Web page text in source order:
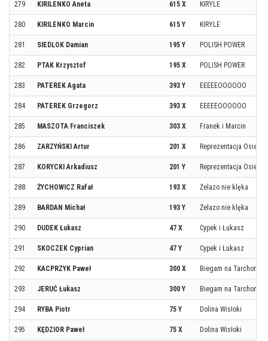
279 KIRILENKO Aneta 615 X KIRYLE
280 KIRILENKO Marcin 615 Y KIRYLE
281 SIEDLOK Damian 195 Y POLISH POWER
282 PTAK Krzysztof 195 X POLISH POWER
283 PATEREK Agata 393 Y EEEEEOOOOOO
284 PATEREK Grzegorz 393 X EEEEEOOOOOO
285 MASZOTA Franciszek 303 X Franek i Marcin
286 ZARZYŃSKI Artur 201 X Reprezentacja
287 KORYCKI Arkadiusz 201 Y Reprezentacja
288 ŻYCHOWICZ Rafał 193 X Żelazo nie klęka
289 BARDAN Michał 193 Y Żelazo nie klęka
290 DUDEK Łukasz 47 X Cypek i Łukasz
291 SKOCZEK Cyprian 47 Y Cypek i Łukasz
292 KACPRZYK Paweł 300 X Biegam na
293 JERUĆ Łukasz 300 Y Biegam na
294 RYBA Piotr 75 Y Dolina Wisłoki
295 KĘDZIOR Paweł 75 X Dolina Wisłoki